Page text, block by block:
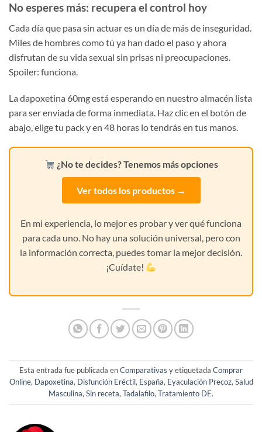
No esperes más: recupera el control hoy
Cada día que pasa sin actuar es un día de más de inseguridad.
Miles de hombres como tú ya han dado el paso y ahora
disfrutan de su vida sexual sin prisas ni preocupaciones.
Spoiler: funciona.
La dapoxetina 60mg está esperando en nuestro almacén lista
para ser enviada de forma inmediata. Haz clic en el botón de
abajo, elige tu pack y en 48 horas lo tendrás en tus manos.
¿No te decides? Tenemos más opciones
Ver todos los productos →
En mi experiencia, lo mejor es probar y ver qué funciona
para cada uno. No hay una solución universal, pero con
la información correcta, puedes tomar la mejor decisión.
¡Cuídate!
Esta entrada fue publicada enComparativas y etiquetada Comprar
Online, Dapoxetina, Disfunción Eréctil, España, Eyaculación Precoz,Salud
Masculina,Sin receta,Tadalafilo,Tratamiento DE.